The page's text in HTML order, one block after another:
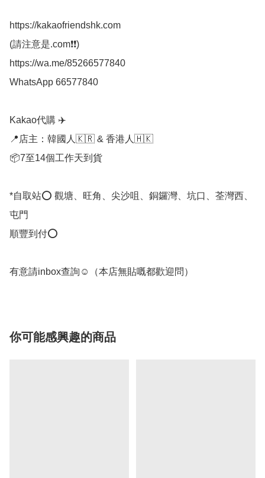
https://kakaofriendshk.com
(請注意是.com❗❗)
https://wa.me/85266577840
WhatsApp 66577840
Kakao代購 ✈️
📍店主：韓國人🇰🇷 & 香港人🇭🇰
📦7至14個工作天到貨
*自取站⭕ 觀塘、旺角、尖沙咀、銅鑼灣、坑口、荃灣西、
屯門
順豐到付⭕
有意請inbox查詢☺️（本店無貼嘅都歡迎問）
你可能感興趣的商品